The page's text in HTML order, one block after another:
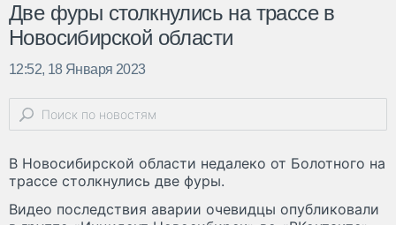
Две фуры столкнулись на трассе в
Новосибирской области
12:52, 18 Января 2023
В Новосибирской области недалеко от Болотного на
трассе столкнулись две фуры.
Видео последствия аварии очевидцы опубликовали